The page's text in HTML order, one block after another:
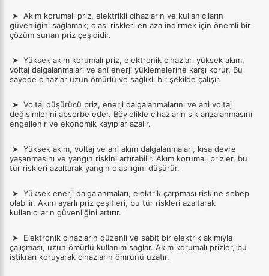
➤ Akım korumalı priz, elektrikli cihazların ve kullanıcıların
güvenliğini sağlamak; olası riskleri en aza indirmek için önemli bir
çözüm sunan priz çeşididir.
➤ Yüksek akım korumalı priz, elektronik cihazları yüksek akım,
voltaj dalgalanmaları ve ani enerji yüklemelerine karşı korur. Bu
sayede cihazlar uzun ömürlü ve sağlıklı bir şekilde çalışır.
➤ Voltaj düşürücü priz, enerji dalgalanmalarını ve ani voltaj
değişimlerini absorbe eder. Böylelikle cihazların sık arızalanmasını
engellenir ve ekonomik kayıplar azalır.
➤ Yüksek akım, voltaj ve ani akım dalgalanmaları, kısa devre
yaşanmasını ve yangın riskini artırabilir. Akım korumalı prizler, bu
tür riskleri azaltarak yangın olasılığını düşürür.
➤ Yüksek enerji dalgalanmaları, elektrik çarpması riskine sebep
olabilir. Akım ayarlı priz çeşitleri, bu tür riskleri azaltarak
kullanıcıların güvenliğini artırır.
➤ Elektronik cihazların düzenli ve sabit bir elektrik akımıyla
çalışması, uzun ömürlü kullanım sağlar. Akım korumalı prizler, bu
istikrarı koruyarak cihazların ömrünü uzatır.